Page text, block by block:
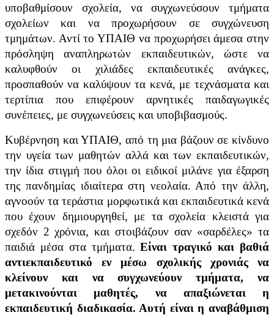
υποβαθμίσουν σχολεία, να συγχωνεύσουν τμήματα
σχολείων και να προχωρήσουν σε συγχώνευση
τμημάτων. Αντί το ΥΠΑΙΘ να προχωρήσει άμεσα στην
πρόσληψη αναπληρωτών εκπαιδευτικών, ώστε να
καλυφθούν οι χιλιάδες εκπαιδευτικές ανάγκες,
προσπαθούν να καλύψουν τα κενά, με τεχνάσματα και
τερτίπια που επιφέρουν αρνητικές παιδαγωγικές
συνέπειες, με συγχωνεύσεις και υποβιβασμούς.
Κυβέρνηση και ΥΠΑΙΘ, από τη μια βάζουν σε κίνδυνο
την υγεία των μαθητών αλλά και των εκπαιδευτικών,
την ίδια στιγμή που όλοι οι ειδικοί μιλάνε για έξαρση
της πανδημίας ιδιαίτερα στη νεολαία. Από την άλλη,
αγνοούν τα τεράστια μορφωτικά και εκπαιδευτικά κενά
που έχουν δημιουργηθεί, με τα σχολεία κλειστά για
σχεδόν 2 χρόνια, και στοιβάζουν σαν «σαρδέλες» τα
παιδιά μέσα στα τμήματα.Είναι τραγικό και βαθιά
αντιεκπαιδευτικό εν μέσω σχολικής χρονιάς να
κλείνουν και να συγχωνεύουν τμήματα, να
μετακινούνται μαθητές, να απαξιώνεται η
εκπαιδευτική διαδικασία. Αυτή είναι η αναβάθμιση